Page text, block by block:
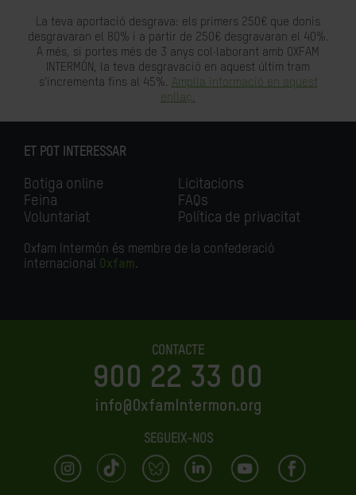
La teva aportació desgrava: els primers 250€ que donis
desgravaran el 80% i a partir de 250€ desgravaran el 40%.
A més, si portes més de 3 anys col·laborant amb OXFAM
INTERMÓN, la teva desgravació en aquest últim tram
s'incrementa fins al 45%. Amplia informació en aquest
enllaç.
ET POT INTERESSAR
Botiga online
Feina
Voluntariat
Licitacions
FAQs
Política de privacitat
Oxfam Intermón és membre de la confederació
internacional Oxfam.
CONTACTE
900 22 33 00
info@OxfamIntermon.org
SEGUEIX-NOS